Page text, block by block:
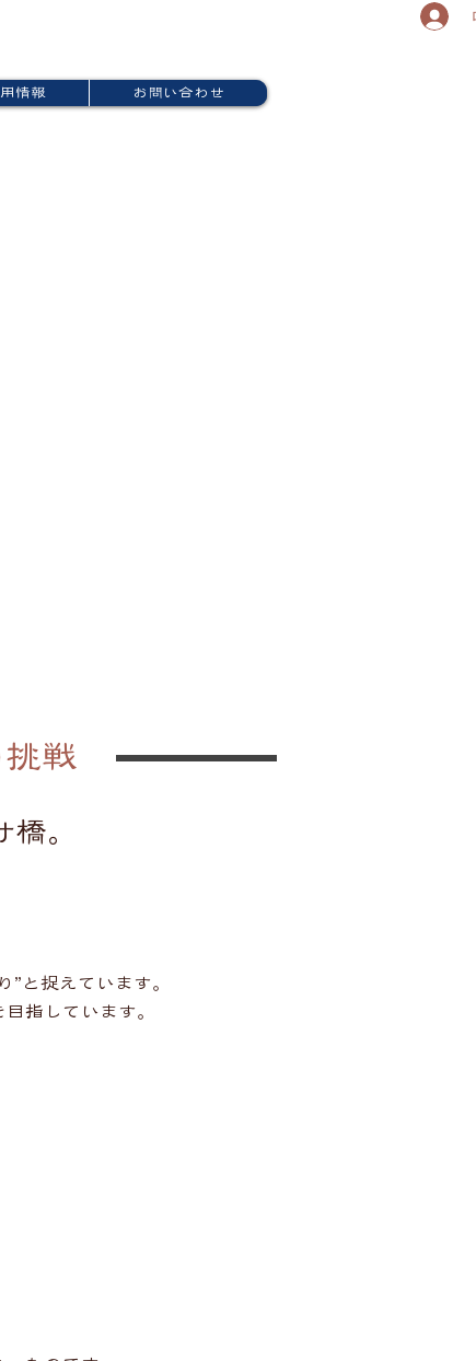
情報 お問い合わせ
戦
。
と捉えています。
指しています。